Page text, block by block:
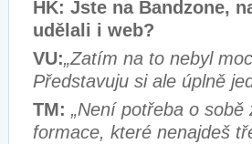
HK: Jste na Bandzone,
udělali i web?
VU:„Zatím na to nebyl
Představuju si ale úplně
TM: „Není potřeba o
formace, které nenajdeš